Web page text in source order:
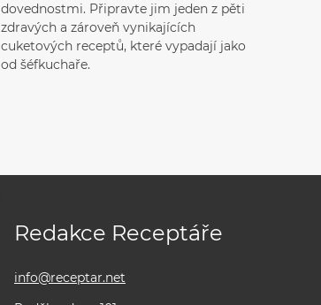
dovednostmi. Připravte jim jeden z pěti
zdravých a zároveň vynikajících
cuketových receptů, které vypadají jako
od šéfkuchaře.
Redakce Receptáře
info@receptar.net